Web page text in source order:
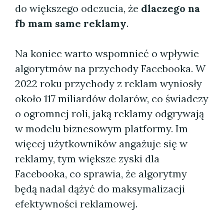
do większego odczucia, że dlaczego na
fb mam same reklamy.
Na koniec warto wspomnieć o wpływie
algorytmów na przychody Facebooka. W
2022 roku przychody z reklam wyniosły
około 117 miliardów dolarów, co świadczy
o ogromnej roli, jaką reklamy odgrywają
w modelu biznesowym platformy. Im
więcej użytkowników angażuje się w
reklamy, tym większe zyski dla
Facebooka, co sprawia, że algorytmy
będą nadal dążyć do maksymalizacji
efektywności reklamowej.